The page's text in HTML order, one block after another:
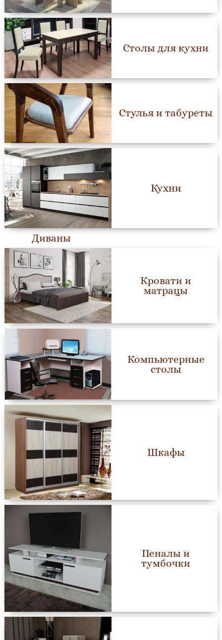
Столы для кухни
Стулья и табуреты
Кухни
Диваны
Кровати и
матрацы
Компьютерные
столы
Шкафы
Пеналы и
тумбочки